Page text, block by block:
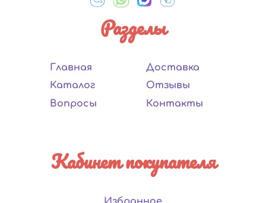
Разделы
Главная
Каталог
Вопросы
Доставка
Отзывы
Контакты
Кабинет покупателя